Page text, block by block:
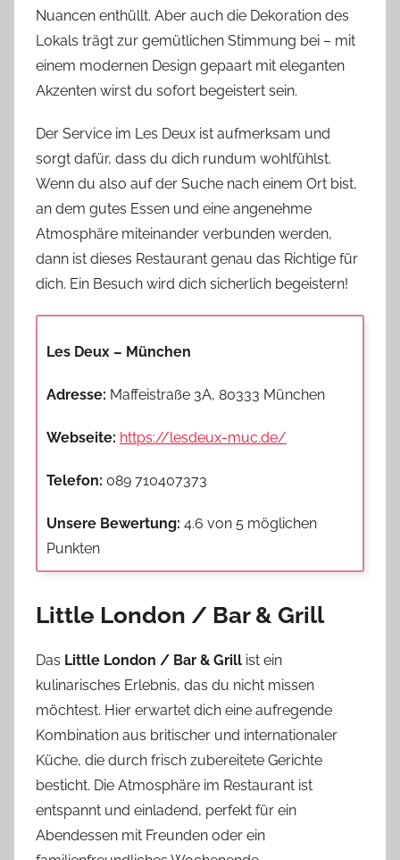
Nuancen enthüllt. Aber auch die Dekoration des
Lokals trägt zur gemütlichen Stimmung bei – mit
einem modernen Design gepaart mit eleganten
Akzenten wirst du sofort begeistert sein.
Der Service im Les Deux ist aufmerksam und
sorgt dafür, dass du dich rundum wohlfühlst.
Wenn du also auf der Suche nach einem Ort bist,
an dem gutes Essen und eine angenehme
Atmosphäre miteinander verbunden werden,
dann ist dieses Restaurant genau das Richtige für
dich. Ein Besuch wird dich sicherlich begeistern!
Les Deux – München
Adresse: Maffeistraße 3A, 80333 München
Webseite: https://lesdeux-muc.de/
Telefon: 089 710407373
Unsere Bewertung: 4.6 von 5 möglichen
Punkten
Little London / Bar & Grill
Das Little London / Bar & Grill ist ein
kulinarisches Erlebnis, das du nicht missen
möchtest. Hier erwartet dich eine aufregende
Kombination aus britischer und internationaler
Küche, die durch frisch zubereitete Gerichte
besticht. Die Atmosphäre im Restaurant ist
entspannt und einladend, perfekt für ein
Abendessen mit Freunden oder ein